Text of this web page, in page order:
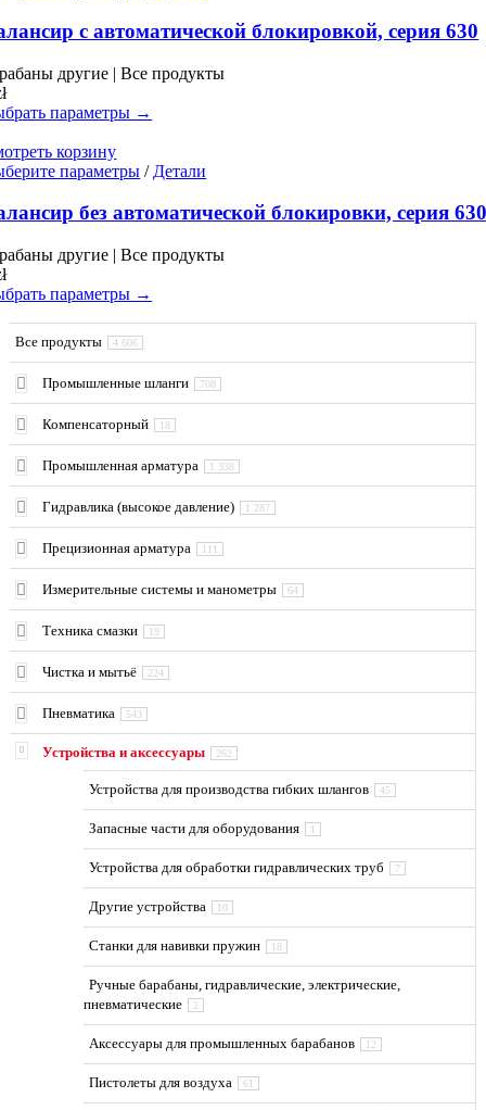
имеет
несколько
Опции
выбрать
странице
товара.
с автоматической блокировкой, серия 630
другие | Все продукты
параметры →
корзину
параметры Этот
имеет
вариаций.
Опции
выбрать
на
товара.
/ Детали
без автоматической блокировки, серия
другие | Все продукты
параметры →
Все продукты 4 606
Промышленные шланги 708
Компенсаторный 18
Промышленная арматура 1 338
Гидравлика (высокое давление) 1 287
Прецизионная арматура 111
Измерительные системы и манометры 64
Техника смазки 19
Чистка и мытьё 224
Пневматика 543
Устройства и аксессуары 262
Устройства для производства гибких шлангов 45
Запасные части для оборудования 1
Устройства для обработки гидравлических труб 7
Другие устройства 10
Станки для навивки пружин 18
Ручные барабаны, гидравлические, электрические,
пневматические
2
Аксессуары для промышленных барабанов 12
Пистолеты для воздуха 61